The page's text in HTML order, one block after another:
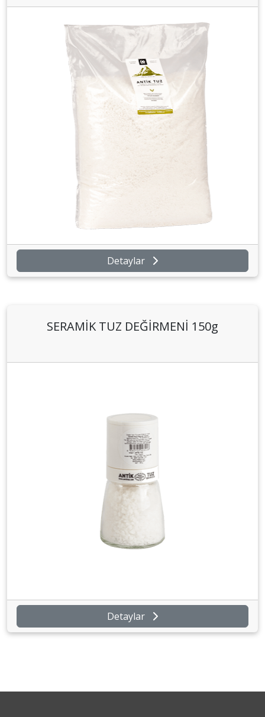
Detaylar
SERAMİK TUZ DEĞİRMENİ 150g
Detaylar